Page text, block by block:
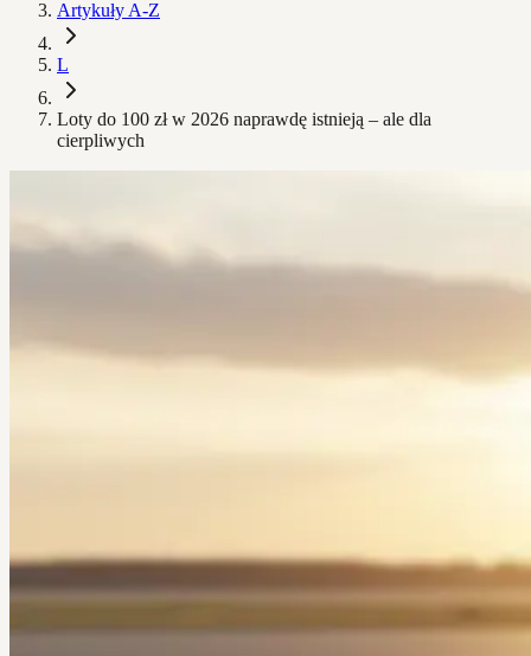
Artykuły A-Z
L
Loty do 100 zł w 2026 naprawdę istnieją – ale dla
cierpliwych